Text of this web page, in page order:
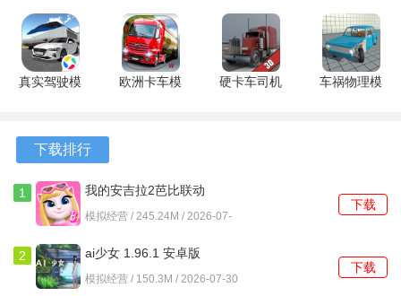
2无限车辆
版 1.45.6
安卓版
师 1.0.4 最
新版
车2 1.0.0
安卓版
车城市3D
1.0.0 安卓
版
真实驾驶模
欧洲卡车模
硬卡车司机
车祸物理模
下载排行
1
我的安吉拉2芭比联动
26.2.11.38728 安卓版
模拟经营 / 245.24M / 2026-07-
下载
2 ai少女 1.96.1 安卓版
模拟经营 / 150.3M / 2026-07-30
下载